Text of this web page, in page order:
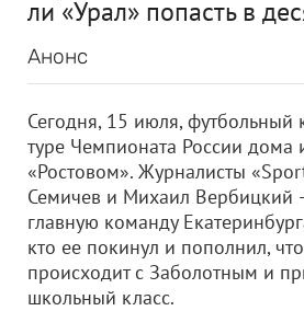
ли «Урал» попасть в
Анонс
Сегодня, 15 июля, футбольный
туре Чемпионата России дома
«Ростовом». Журналисты
Семичев и Михаил Вербицкий
главную команду
кто ее покинул и пополнил,
происходит с Заболотным и
школьный класс.